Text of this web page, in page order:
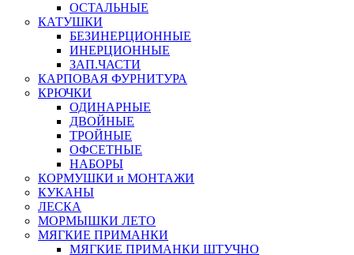
ОСТАЛЬНЫЕ
КАТУШКИ
БЕЗИНЕРЦИОННЫЕ
ИНЕРЦИОННЫЕ
ЗАП.ЧАСТИ
КАРПОВАЯ ФУРНИТУРА
КРЮЧКИ
ОДИНАРНЫЕ
ДВОЙНЫЕ
ТРОЙНЫЕ
ОФСЕТНЫЕ
НАБОРЫ
КОРМУШКИ и МОНТАЖИ
КУКАНЫ
ЛЕСКА
МОРМЫШКИ ЛЕТО
МЯГКИЕ ПРИМАНКИ
МЯГКИЕ ПРИМАНКИ ШТУЧНО